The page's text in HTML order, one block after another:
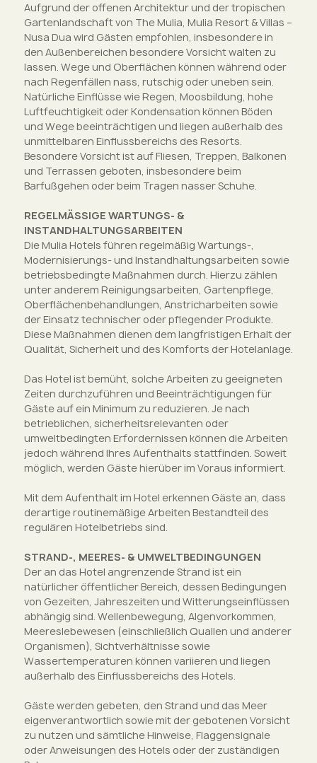
Aufgrund der offenen Architektur und der tropischen
Gartenlandschaft von The Mulia, Mulia Resort & Villas –
Nusa Dua wird Gästen empfohlen, insbesondere in
den Außenbereichen besondere Vorsicht walten zu
lassen. Wege und Oberflächen können während oder
nach Regenfällen nass, rutschig oder uneben sein.
Natürliche Einflüsse wie Regen, Moosbildung, hohe
Luftfeuchtigkeit oder Kondensation können Böden
und Wege beeinträchtigen und liegen außerhalb des
unmittelbaren Einflussbereichs des Resorts.
Besondere Vorsicht ist auf Fliesen, Treppen, Balkonen
und Terrassen geboten, insbesondere beim
Barfußgehen oder beim Tragen nasser Schuhe.
REGELMÄSSIGE WARTUNGS- &
INSTANDHALTUNGSARBEITEN
Die Mulia Hotels führen regelmäßig Wartungs-,
Modernisierungs- und Instandhaltungsarbeiten sowie
betriebsbedingte Maßnahmen durch. Hierzu zählen
unter anderem Reinigungsarbeiten, Gartenpflege,
Oberflächenbehandlungen, Anstricharbeiten sowie
der Einsatz technischer oder pflegender Produkte.
Diese Maßnahmen dienen dem langfristigen Erhalt der
Qualität, Sicherheit und des Komforts der Hotelanlage.
Das Hotel ist bemüht, solche Arbeiten zu geeigneten
Zeiten durchzuführen und Beeinträchtigungen für
Gäste auf ein Minimum zu reduzieren. Je nach
betrieblichen, sicherheitsrelevanten oder
umweltbedingten Erfordernissen können die Arbeiten
jedoch während Ihres Aufenthalts stattfinden. Soweit
möglich, werden Gäste hierüber im Voraus informiert.
Mit dem Aufenthalt im Hotel erkennen Gäste an, dass
derartige routinemäßige Arbeiten Bestandteil des
regulären Hotelbetriebs sind.
STRAND-, MEERES- & UMWELTBEDINGUNGEN
Der an das Hotel angrenzende Strand ist ein
natürlicher öffentlicher Bereich, dessen Bedingungen
von Gezeiten, Jahreszeiten und Witterungseinflüssen
abhängig sind. Wellenbewegung, Algenvorkommen,
Meereslebewesen (einschließlich Quallen und anderer
Organismen), Sichtverhältnisse sowie
Wassertemperaturen können variieren und liegen
außerhalb des Einflussbereichs des Hotels.
Gäste werden gebeten, den Strand und das Meer
eigenverantwortlich sowie mit der gebotenen Vorsicht
zu nutzen und sämtliche Hinweise, Flaggensignale
oder Anweisungen des Hotels oder der zuständigen